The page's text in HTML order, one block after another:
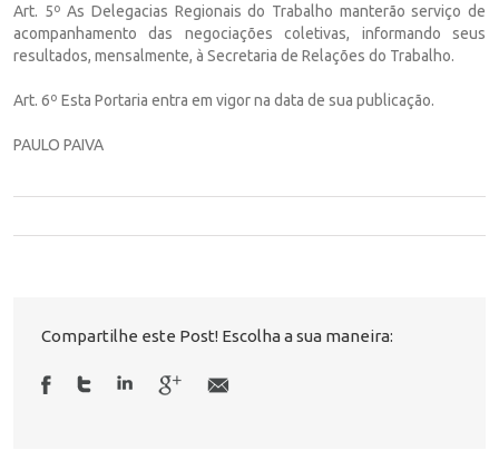
Art. 5º As Delegacias Regionais do Trabalho manterão serviço de
acompanhamento das negociações coletivas, informando seus
resultados, mensalmente, à Secretaria de Relações do Trabalho.
Art. 6º Esta Portaria entra em vigor na data de sua publicação.
PAULO PAIVA
Compartilhe este Post! Escolha a sua maneira: